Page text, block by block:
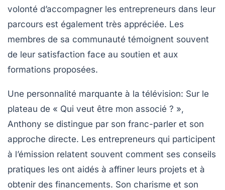
volonté d’accompagner les entrepreneurs dans leur
parcours est également très appréciée. Les
membres de sa communauté témoignent souvent
de leur satisfaction face au soutien et aux
formations proposées.
Une personnalité marquante à la télévision: Sur le
plateau de « Qui veut être mon associé ? »,
Anthony se distingue par son franc-parler et son
approche directe. Les entrepreneurs qui participent
à l’émission relatent souvent comment ses conseils
pratiques les ont aidés à affiner leurs projets et à
obtenir des financements. Son charisme et son